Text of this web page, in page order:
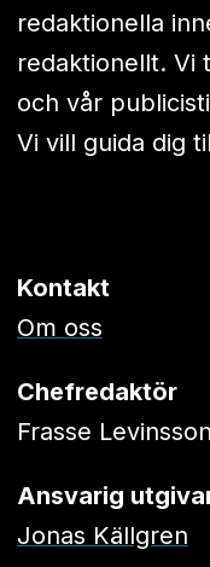
redaktionella
redaktionellt. Vi
och vår
Vi vill guida dig
Kontakt
Om oss
Chefredaktör
Frasse Levinsson
Ansvarig
Jonas Källgren